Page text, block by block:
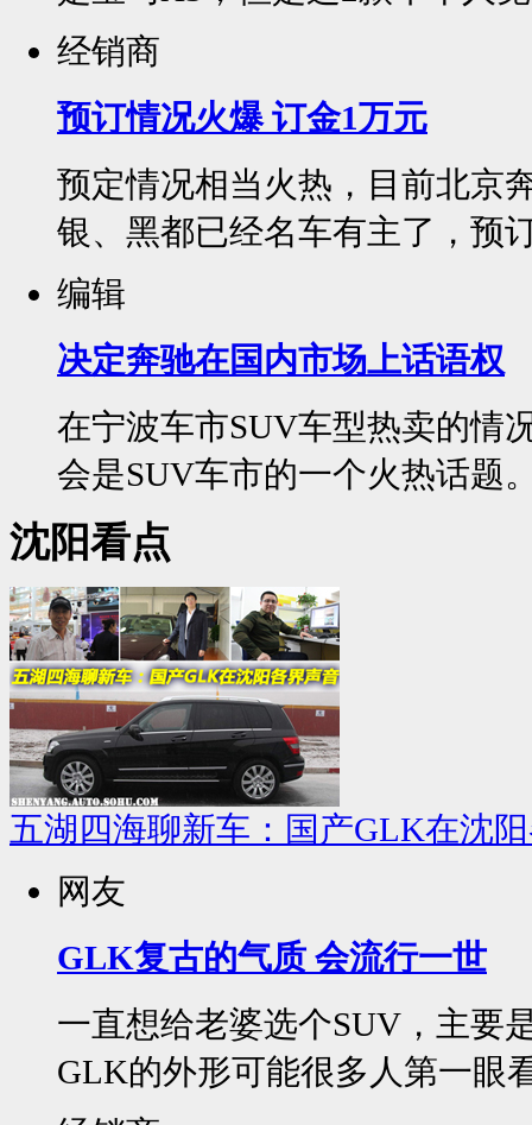
经销商
预订情况火爆 订金1万元
预定情况相当火热，目前北京
银、黑都已经名车有主了，预
编辑
决定奔驰在国内市场上话语权
在宁波车市SUV车型热卖的情
会是SUV车市的一个火热话题
沈阳看点
五湖四海聊新车：国产GLK在沈
网友
GLK复古的气质 会流行一世
一直想给老婆选个SUV，主要
GLK的外形可能很多人第一眼